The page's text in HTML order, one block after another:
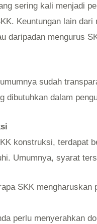
sering kali menjadi
Keuntungan lain
daripadan mengurus
sudah
dibutuhkan dalam
konstruksi, terdapat
Umumnya, syarat
SKK mengharuskan
perlu menyerahkan